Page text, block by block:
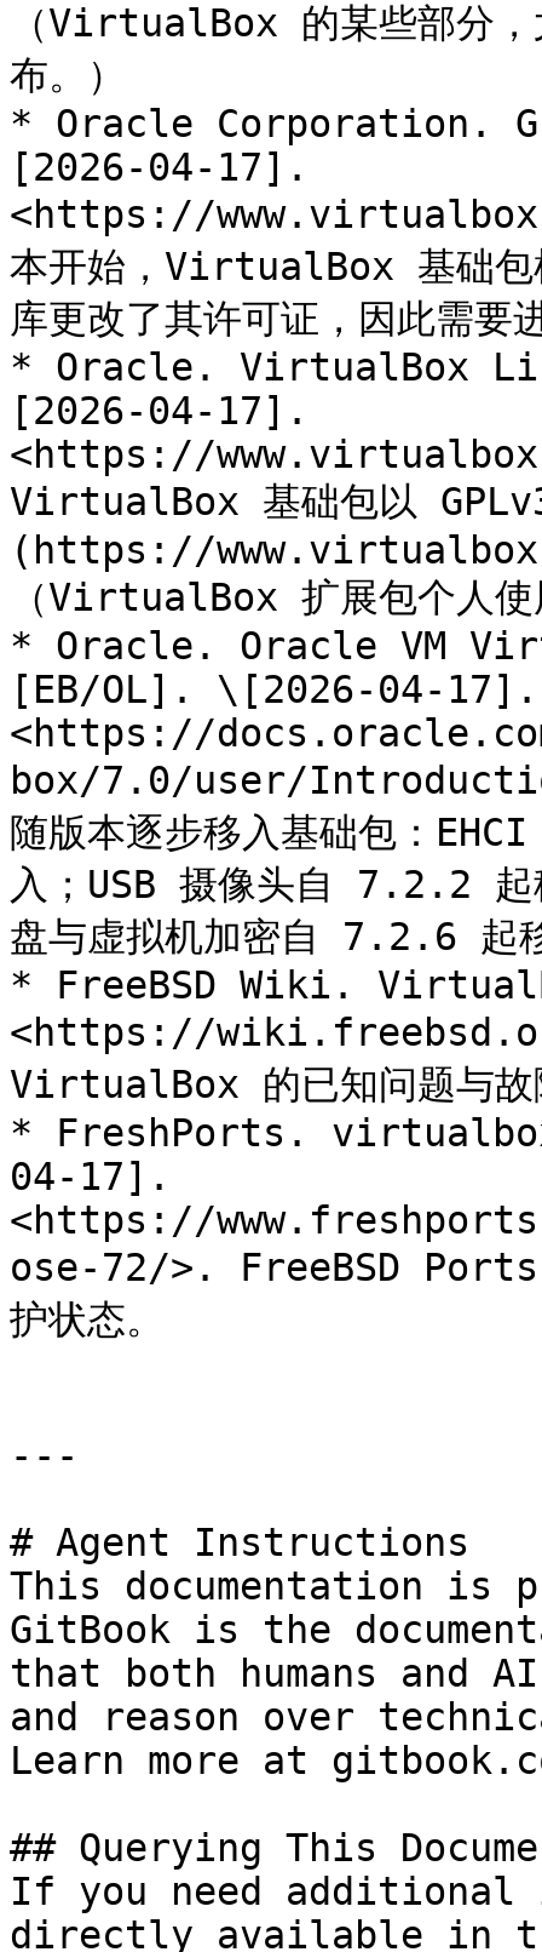
（VirtualBox 的某些部分，
布。）
* Oracle Corporation.
[2026-04-17].
<https://
本开始，VirtualBox 基础包
库更改了其许可证，因此需要
* Oracle. VirtualBox
[2026-04-17].
<https://
VirtualBox 基础包以
(https://
（VirtualBox 扩展包个人使
* Oracle. Oracle VM
[EB/OL]. \[2026-04-17].
<https://
box/7.0/user/
随版本逐步移入基础包：
入；USB 摄像头自 7.2.2 起
盘与虚拟机加密自 7.2.6 起
* FreeBSD Wiki.
<https://
VirtualBox 的已知问题与故
* FreshPorts.
04-17].
<https://
ose-72/>. FreeBSD
护状态。
---
# Agent Instructions
This documentation is
GitBook is the
that both humans and
and reason over
Learn more at
## Querying This
If you need
directly available in